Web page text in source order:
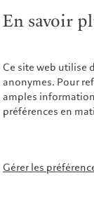
En savoir
Ce site web utilise
anonymes. Pour
amples
préférences en
Gérer les